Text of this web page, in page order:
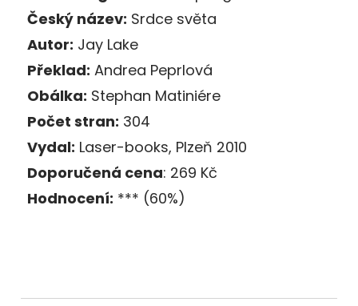
Český název: Srdce světa
Autor: Jay Lake
Překlad: Andrea Peprlová
Obálka: Stephan Matiniére
Počet stran: 304
Vydal: Laser-books, Plzeň 2010
Doporučená cena: 269 Kč
Hodnocení: *** (60%)